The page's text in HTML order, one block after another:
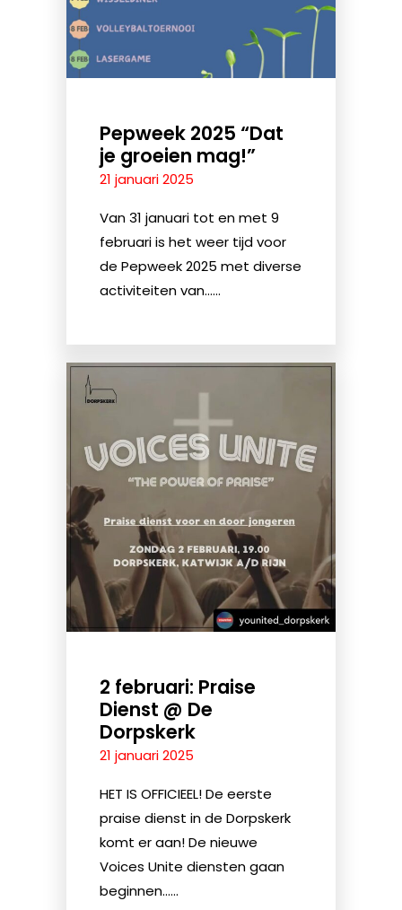
Pepweek 2025 “Dat
je groeien mag!”
21 januari 2025
Van 31 januari tot en met 9
februari is het weer tijd voor
de Pepweek 2025 met diverse
activiteiten van......
2 februari: Praise
Dienst @ De
Dorpskerk
21 januari 2025
HET IS OFFICIEEL! De eerste
praise dienst in de Dorpskerk
komt er aan! De nieuwe
Voices Unite diensten gaan
beginnen......